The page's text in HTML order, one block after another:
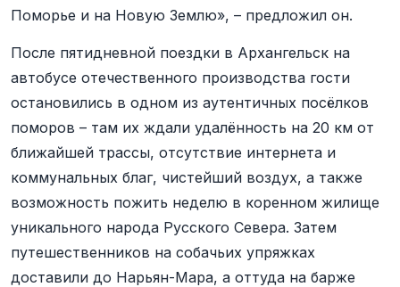
Поморье и на Новую Землю», – предложил он.
После пятидневной поездки в Архангельск на
автобусе отечественного производства гости
остановились в одном из аутентичных посёлков
поморов – там их ждали удалённость на 20 км от
ближайшей трассы, отсутствие интернета и
коммунальных благ, чистейший воздух, а также
возможность пожить неделю в коренном жилище
уникального народа Русского Севера. Затем
путешественников на собачьих упряжках
доставили до Нарьян-Мара, а оттуда на барже